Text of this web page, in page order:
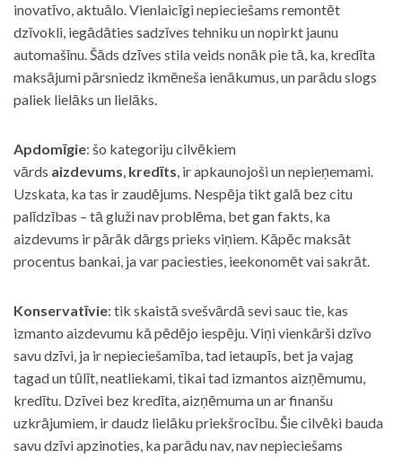
inovatīvo, aktuālo. Vienlaicīgi nepieciešams remontēt
dzīvokli, iegādāties sadzīves tehniku un nopirkt jaunu
automašīnu. Šāds dzīves stila veids nonāk pie tā, ka, kredīta
maksājumi pārsniedz ikmēneša ienākumus, un parādu slogs
paliek lielāks un lielāks.
Apdomīgie: šo kategoriju cilvēkiem
vārds aizdevums, kredīts, ir apkaunojoši un nepieņemami.
Uzskata, ka tas ir zaudējums. Nespēja tikt galā bez citu
palīdzības – tā gluži nav problēma, bet gan fakts, ka
aizdevums ir pārāk dārgs prieks viņiem. Kāpēc maksāt
procentus bankai, ja var paciesties, ieekonomēt vai sakrāt.
Konservatīvie: tik skaistā svešvārdā sevi sauc tie, kas
izmanto aizdevumu kā pēdējo iespēju. Viņi vienkārši dzīvo
savu dzīvi, ja ir nepieciešamība, tad ietaupīs, bet ja vajag
tagad un tūlīt, neatliekami, tikai tad izmantos aizņēmumu,
kredītu. Dzīvei bez kredīta, aizņēmuma un ar finanšu
uzkrājumiem, ir daudz lielāku priekšrocību. Šie cilvēki bauda
savu dzīvi apzinoties, ka parādu nav, nav nepieciešams